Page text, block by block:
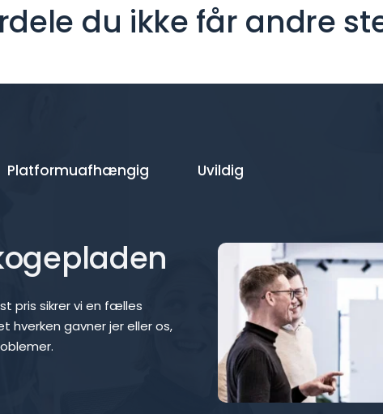
du ikke får andre
Platformuafhængig Uvildig
pris sikrer vi en fælles
hverken gavner jer eller os,